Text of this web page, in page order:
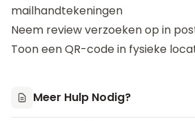
mailhandtekeningen
Neem review verzoeken op in
Toon een QR-code in fysieke
Meer Hulp Nodig?